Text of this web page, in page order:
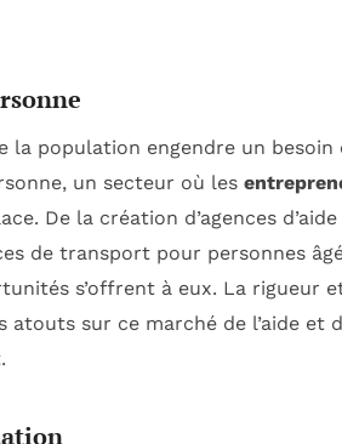
la population engendre un besoin
un secteur où les
De la création d’agences d’aide
de transport pour personnes
s’offrent à eux. La rigueur
atouts sur ce marché de l’aide et